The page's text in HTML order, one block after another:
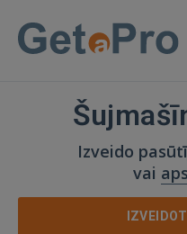
Izveido
vai